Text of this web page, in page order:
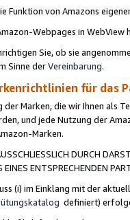
Funktion von Amazons
Webpages in WebView
Sie, ob sie
Sinne derVereinbarung.
für das
Marken, die wir Ihnen als
und jede Nutzung der
Marken.
DURCH
ENTSPRECHENDEN
(i) im Einklang mit der
definiert)